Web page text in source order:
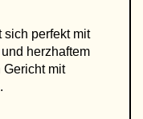
sich perfekt mit
herzhaftem
Gericht mit